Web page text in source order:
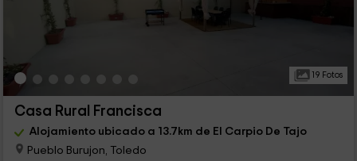
19 Fotos
Casa Rural Francisca
Alojamiento ubicado a 13.7km de El Carpio De Tajo
Pueblo Burujon, Toledo